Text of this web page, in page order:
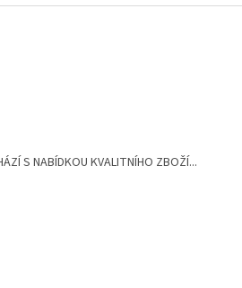
S NABÍDKOU KVALITNÍHO ZBOŽÍ...